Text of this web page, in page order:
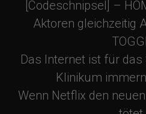
[Codeschnipsel] –
Aktoren gleichzeitig
Das Internet ist für
Klinikum
Wenn Netflix den